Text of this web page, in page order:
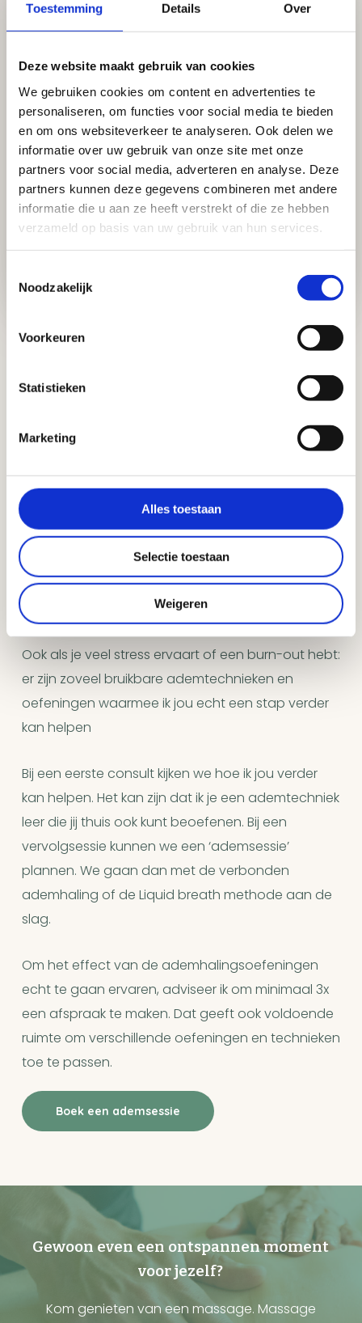
Toestemming Details Over
Deze website maakt gebruik van cookies
We gebruiken cookies om content en advertenties te
personaliseren, om functies voor social media te bieden
en om ons websiteverkeer te analyseren. Ook delen we
informatie over uw gebruik van onze site met onze
partners voor social media, adverteren en analyse. Deze
partners kunnen deze gegevens combineren met andere
informatie die u aan ze heeft verstrekt of die ze hebben
verzameld op basis van uw gebruik van hun services.
Noodzakelijk
Voorkeuren
Statistieken
Marketing
Alles toestaan
Selectie toestaan
Weigeren
'Even rustig ademhalen'
het gevoel hebt altijd aan te staan.
verwacht wordt, of dat je geleefd wordt.
overtuigingen hebt die je maar blijven plagen:
je vindt dat je het niet goed genoeg doet,
alles moet altijd beter, of je cijfert jezelf steeds
Ook als je veel stress ervaart of een burn-out hebt:
er zijn zoveel bruikbare ademtechnieken en
oefeningen waarmee ik jou echt een stap verder
kan helpen
Bij een eerste consult kijken we hoe ik jou verder
kan helpen. Het kan zijn dat ik je een ademtechniek
leer die jij thuis ook kunt beoefenen. Bij een
vervolgsessie kunnen we een ‘ademsessie’
plannen. We gaan dan met de verbonden
ademhaling of de Liquid breath methode aan de
slag.
Om het effect van de ademhalingsoefeningen
echt te gaan ervaren, adviseer ik om minimaal 3x
een afspraak te maken. Dat geeft ook voldoende
ruimte om verschillende oefeningen en technieken
toe te passen.
Boek een ademsessie
Gewoon even een ontspannen moment
voor jezelf?
Kom genieten van een massage. Massage